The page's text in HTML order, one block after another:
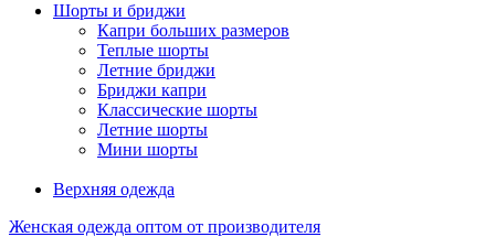
Шорты и бриджи
Капри больших размеров
Теплые шорты
Летние бриджи
Бриджи капри
Классические шорты
Летние шорты
Мини шорты
Верхняя одежда
Женская одежда оптом от производителя